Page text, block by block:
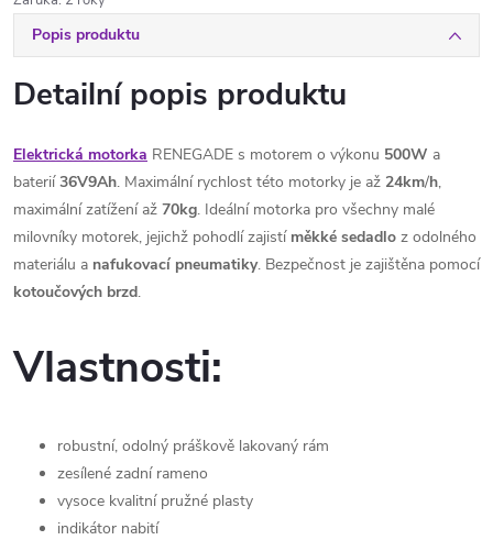
Popis produktu
Detailní popis produktu
Elektrická motorka RENEGADE s motorem o výkonu 500W a
baterií36V9Ah. Maximální rychlost této motorky je až 24km/h,
maximální zatížení až 70kg. Ideální motorka pro všechny malé
milovníky motorek, jejichž pohodlí zajistí měkké sedadlo z odolného
materiálu a nafukovací pneumatiky. Bezpečnost je zajištěna pomocí
kotoučových brzd.
Vlastnosti:
robustní, odolný práškově lakovaný rám
zesílené zadní rameno
vysoce kvalitní pružné plasty
indikátor nabití